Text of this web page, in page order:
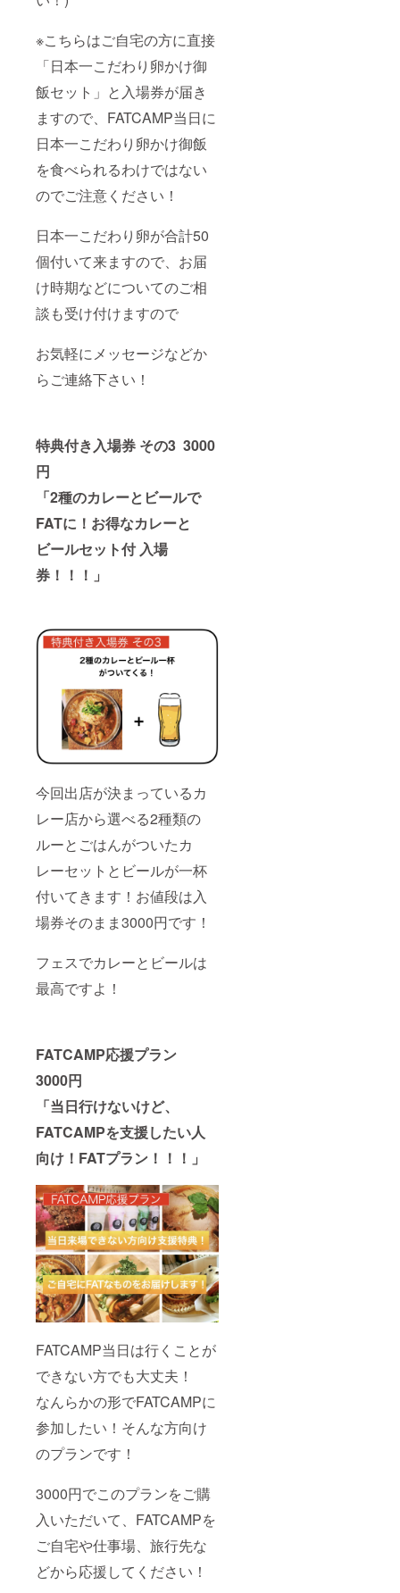
※こちらはご自宅の方に直接
「日本一こだわり卵かけ御
飯セット」と入場券が届き
ますので、FATCAMP当日に
日本一こだわり卵かけ御飯
を食べられるわけではない
のでご注意ください！
日本一こだわり卵が合計50
個付いて来ますので、お届
け時期などについてのご相
談も受け付けますので
お気軽にメッセージなどか
らご連絡下さい！
特典付き入場券 その3 3000
円
「2種のカレーとビールで
FATに！お得なカレーと
ビールセット付 入場
券！！！」
今回出店が決まっているカ
レー店から選べる2種類の
ルーとごはんがついたカ
レーセットとビールが一杯
付いてきます！お値段は入
場券そのまま3000円です！
フェスでカレーとビールは
最高ですよ！
FATCAMP応援プラン
3000円
「当日行けないけど、
FATCAMPを支援したい人
向け！FATプラン！！！」
FATCAMP当日は行くことが
できない方でも大丈夫！
なんらかの形でFATCAMPに
参加したい！そんな方向け
のプランです！
3000円でこのプランをご購
入いただいて、FATCAMPを
ご自宅や仕事場、旅行先な
どから応援してください！